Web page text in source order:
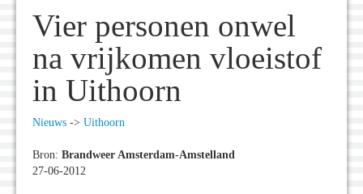
Vier personen onwel
na vrijkomen vloeistof
in Uithoorn
Nieuws -> Uithoorn
Bron: Brandweer Amsterdam-Amstelland
27-06-2012